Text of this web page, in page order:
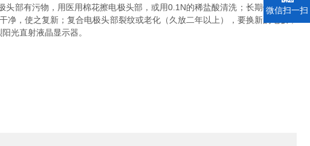
部有污物，用医用棉花擦电极头部，或用0.1N的稀盐酸清洗；长期使用后电
，使之复新；复合电极头部裂纹或老化（久放二年以上），要换新的电极，
光直射液晶显示器。
微信扫一扫